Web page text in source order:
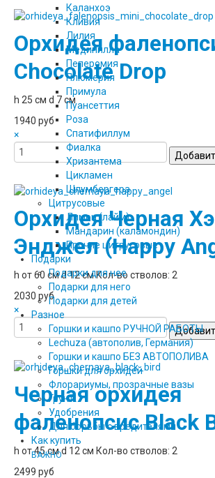
Каланхоэ
Кливия
Лилия
Мединилла
Пеперомия
Плюмерия
Примула
Пуансеттия
Роза
Спатифиллум
Фиалка
Хризантема
Цикламен
Шлумбергера
Цитрусовые
Лимон (лайм)
Мандарин (каламондин)
Прочие цитрусовые
Подарки
Подарки для нее
Подарки для него
Подарки для детей
Разное
Горшки и кашпо РУЧНОЙ РАБОТЫ
Lechuza (автополив, Германия)
Горшки и кашпо БЕЗ АВТОПОЛИВА
Горшки для орхидей
Флорариумы, прозрачные вазы
Грунт
Удобрения
Для борьбы с вредителями
Как купить
ВАЖНО
Орхидея
Chocolate Drop
h 25 см d 7 см
1940 руб
×
Орхидея Черная
Энджел (Happy
h от 60 см d 12 см Кол-во стволов: 2
2030 руб
×
Черная орхидея
фаленопсис Black
h от 45 см d 12 см Кол-во стволов: 2
2499 руб